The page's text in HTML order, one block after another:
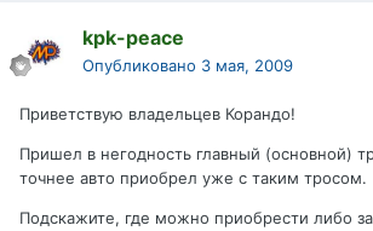
kpk-peace
Опубликовано 3 мая, 2009
Приветствую владельцев Корандо!
Пришел в негодность главный (основной)
точнее авто приобрел уже с таким тросом.
Подскажите, где можно приобрести либо